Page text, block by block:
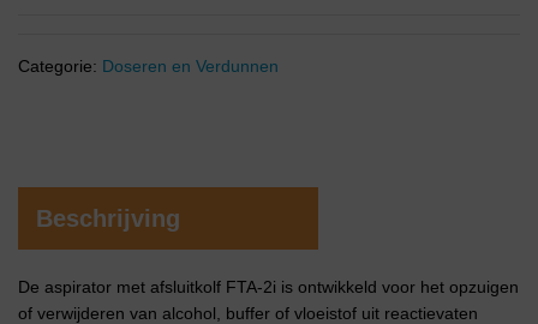
Categorie: Doseren en Verdunnen
Beschrijving
De aspirator met afsluitkolf FTA-2i is ontwikkeld voor het opzuigen
of verwijderen van alcohol, buffer of vloeistof uit reactievaten